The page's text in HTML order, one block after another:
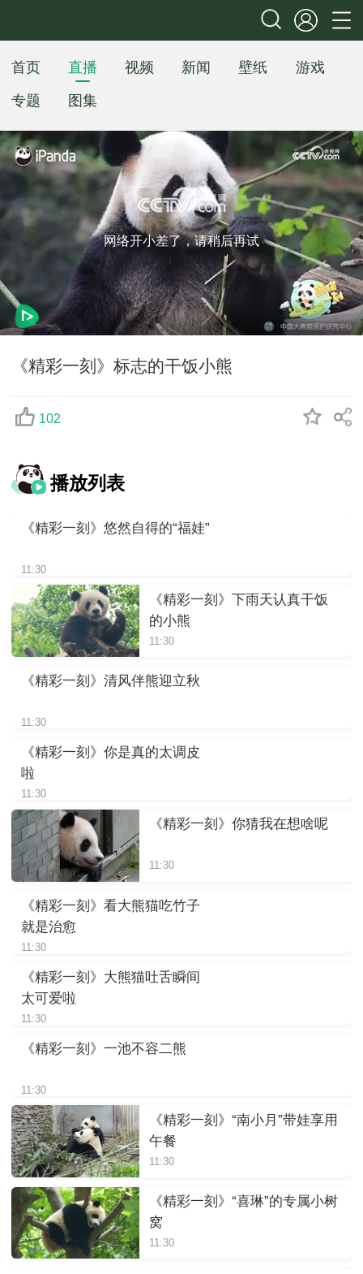
首页 直播 视频 新闻 壁纸
游戏
专题
图集
网络开小差了，请稍后再试
《精彩一刻》标志的干饭小熊
102
播放列表
《精彩一刻》悠然自得的“福娃”
11:30
《精彩一刻》下雨天认真干饭
的小熊
11:30
《精彩一刻》清风伴熊迎立秋
11:30
《精彩一刻》你是真的太调皮
啦
11:30
《精彩一刻》你猜我在想啥呢
11:30
《精彩一刻》看大熊猫吃竹子
就是治愈
11:30
《精彩一刻》大熊猫吐舌瞬间
太可爱啦
11:30
《精彩一刻》一池不容二熊
11:30
《精彩一刻》“南小月”带娃享用
午餐
11:30
《精彩一刻》“喜琳”的专属小树
窝
11:30